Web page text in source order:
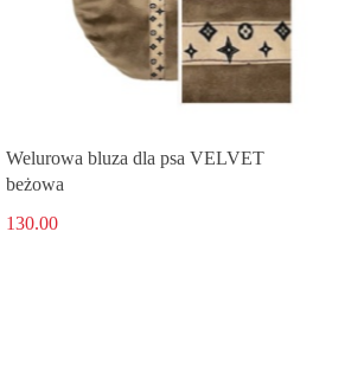
Welurowa bluza dla psa VELVET
beżowa
130.00